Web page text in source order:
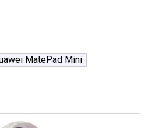
MatePad Mini